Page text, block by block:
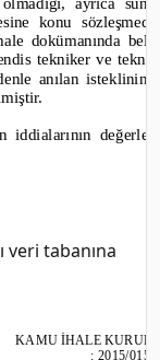
veri tabanına
konu
dokümanında
tekniker ve
anılan
iddialarının
KAMU İHALE
:2015/015